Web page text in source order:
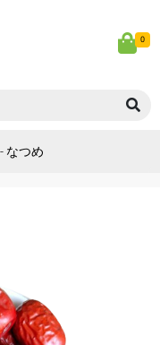
0
なつめ